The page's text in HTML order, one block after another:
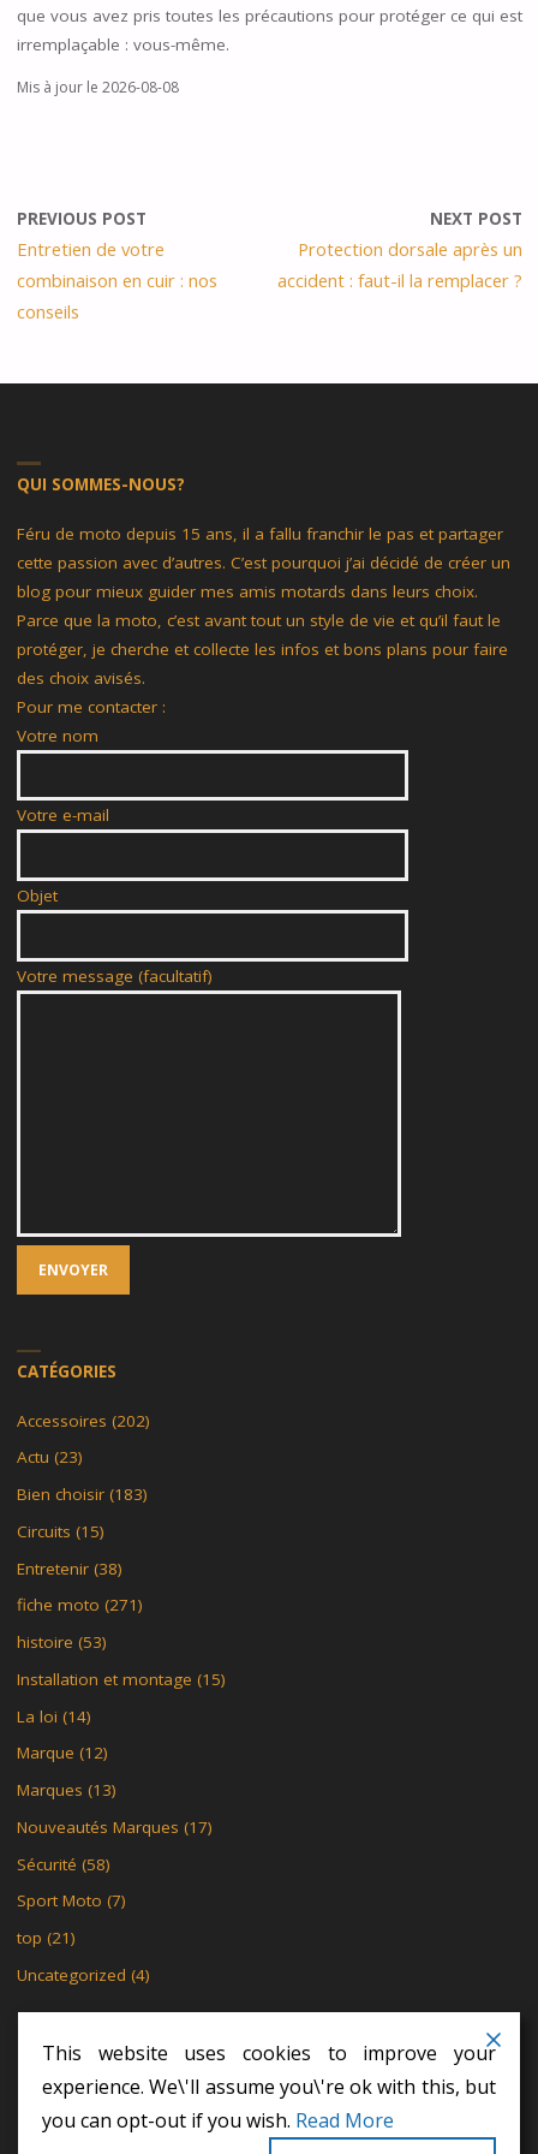
que vous avez pris toutes les précautions pour protéger ce qui est
irremplaçable : vous-même.
Mis à jour le 2026-08-08
PREVIOUS POST
Entretien de votre
combinaison en cuir : nos
conseils
NEXT POST
Protection dorsale après un
accident : faut-il la remplacer ?
QUI SOMMES-NOUS?
Féru de moto depuis 15 ans, il a fallu franchir le pas et partager
cette passion avec d’autres. C’est pourquoi j’ai décidé de créer un
blog pour mieux guider mes amis motards dans leurs choix.
Parce que la moto, c’est avant tout un style de vie et qu’il faut le
protéger, je cherche et collecte les infos et bons plans pour faire
des choix avisés.
Pour me contacter :
Votre nom
Votre e-mail
Objet
Votre message (facultatif)
CATÉGORIES
Accessoires (202)
Actu (23)
Bien choisir(183)
Circuits (15)
Entretenir(38)
fiche moto (271)
histoire (53)
Installation et montage (15)
La loi (14)
Marque (12)
Marques (13)
Nouveautés Marques (17)
Sécurité (58)
Sport Moto (7)
top (21)
Uncategorized (4)
MENTIONS LÉGALES
POLITIQUE DE CONFIDENTIALITÉ
POLITIQUE DE CONFIDENTIALITÉ
This website uses cookies to improve your
experience. We\'ll assume you\'re ok with this, but
you can opt-out if you wish. Read More